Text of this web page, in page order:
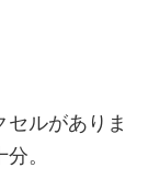
ルがありま
。